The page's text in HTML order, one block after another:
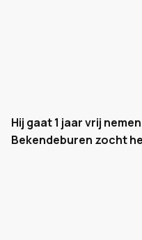
Hij gaat 1 jaar vrij
Bekendeburen zocht